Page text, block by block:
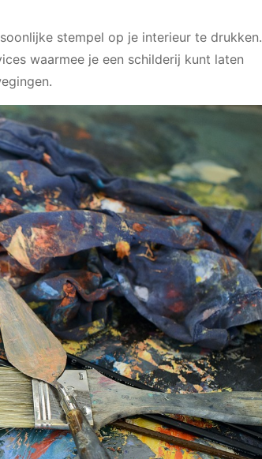
stempel op je interieur te drukken.
waarmee je een schilderij kunt laten